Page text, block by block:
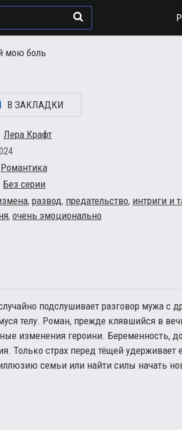
мою боль
В ЗАКЛАДКИ
Лера Крафт
Романтика
Без серии
, развод, предательство, интриги и
, очень эмоционально
подслушивает разговор мужа с
телу. Роман, прежде клявшийся в
изменения героини. Беременность,
Только страх перед тёщей удерживает
семьи или найти силы начать